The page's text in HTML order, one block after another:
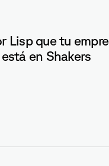
Lisp que tu
está en Shakers